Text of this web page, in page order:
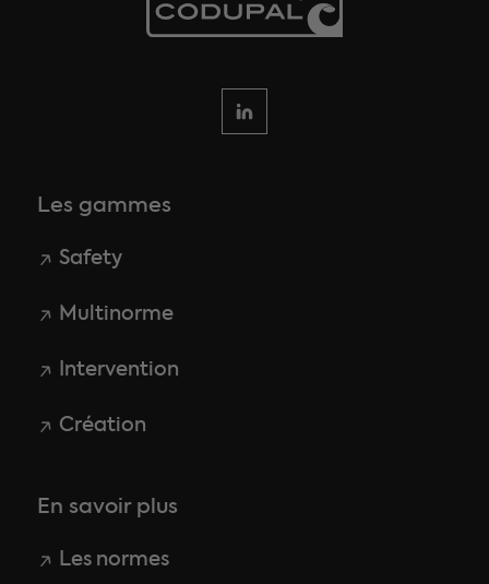
Les gammes
Safety
Multinorme
Intervention
Création
En savoir plus
Les normes